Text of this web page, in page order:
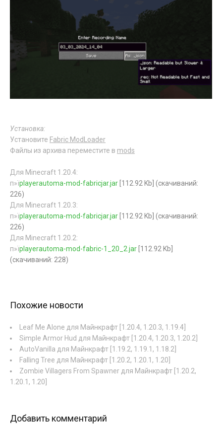
Установка:
Установите Fabric ModLoader
Файлы из архива переместите в mods
Для Minecraft 1.20.4:
п»їplayerautoma-mod-fabricjar.jar [112.92 Kb] (cкачиваний:
226)
Для Minecraft 1.20.3:
п»їplayerautoma-mod-fabricjar.jar [112.92 Kb] (cкачиваний:
226)
Для Minecraft 1.20.2:
п»їplayerautoma-mod-fabric-1_20_2.jar [112.92 Kb]
(cкачиваний: 228)
Похожие новости
Leaf Me Alone для Майнкрафт [1.20.4, 1.20.3, 1.19.4]
Simple Armor Hud для Майнкрафт [1.20.4, 1.20.3, 1.20.2]
AutoVanilla для Майнкрафт [1.19.2, 1.19.1, 1.18.2]
Falling Tree для Майнкрафт [1.20.2, 1.20.1, 1.20]
Zombie Villagers From Spawner для Майнкрафт [1.20.2,
1.20.1, 1.20]
Добавить комментарий